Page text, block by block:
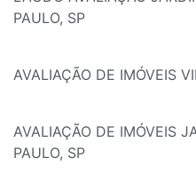
PAULO, SP
AVALIAÇÃO DE IMÓVEIS
AVALIAÇÃO DE IMÓVEIS
PAULO, SP